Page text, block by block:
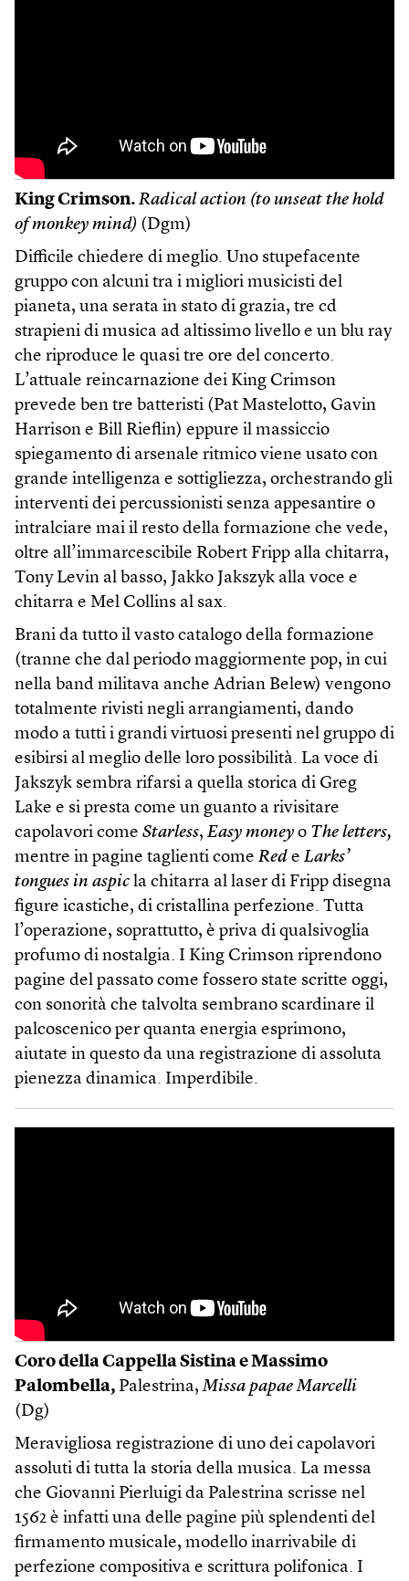
King Crimson. Radical action (to unseat the hold
of monkey mind) (Dgm)
Difficile chiedere di meglio. Uno stupefacente
gruppo con alcuni tra i migliori musicisti del
pianeta, una serata in stato di grazia, tre cd
strapieni di musica ad altissimo livello e un blu ray
che riproduce le quasi tre ore del concerto.
L’attuale reincarnazione dei King Crimson
prevede ben tre batteristi (Pat Mastelotto, Gavin
Harrison e Bill Rieflin) eppure il massiccio
spiegamento di arsenale ritmico viene usato con
grande intelligenza e sottigliezza, orchestrando gli
interventi dei percussionisti senza appesantire o
intralciare mai il resto della formazione che vede,
oltre all’immarcescibile Robert Fripp alla chitarra,
Tony Levin al basso, Jakko Jakszyk alla voce e
chitarra e Mel Collins al sax.
Brani da tutto il vasto catalogo della formazione
(tranne che dal periodo maggiormente pop, in cui
nella band militava anche Adrian Belew) vengono
totalmente rivisti negli arrangiamenti, dando
modo a tutti i grandi virtuosi presenti nel gruppo di
esibirsi al meglio delle loro possibilità. La voce di
Jakszyk sembra rifarsi a quella storica di Greg
Lake e si presta come un guanto a rivisitare
capolavori come Starless, Easy money o The letters,
mentre in pagine taglienti come Red e Larks’
tongues in aspic la chitarra al laser di Fripp disegna
figure icastiche, di cristallina perfezione. Tutta
l’operazione, soprattutto, è priva di qualsivoglia
profumo di nostalgia. I King Crimson riprendono
pagine del passato come fossero state scritte oggi,
con sonorità che talvolta sembrano scardinare il
palcoscenico per quanta energia esprimono,
aiutate in questo da una registrazione di assoluta
pienezza dinamica. Imperdibile.
Coro della Cappella Sistina e Massimo
Palombella, Palestrina,Missa papae Marcelli
(Dg)
Meravigliosa registrazione di uno dei capolavori
assoluti di tutta la storia della musica. La messa
che Giovanni Pierluigi da Palestrina scrisse nel
1562 è infatti una delle pagine più splendenti del
firmamento musicale, modello inarrivabile di
perfezione compositiva e scrittura polifonica. I